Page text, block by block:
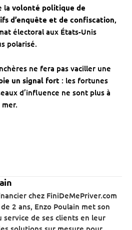
la volonté politique de
d’enquête et de confiscation,
électoral aux États-Unis
polarisé.
ne fera pas vaciller une
un signal fort : les fortunes
d’influence ne sont plus à
chez FiniDeMePriver.com
2 ans, Enzo Poulain met son
service de ses clients en leur